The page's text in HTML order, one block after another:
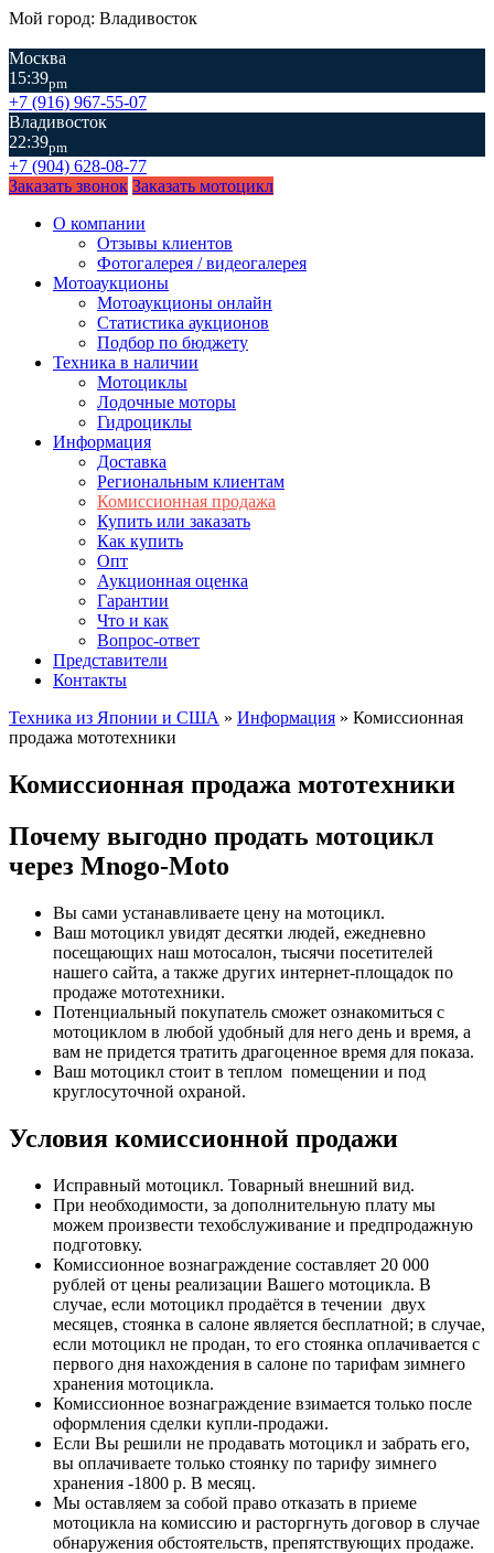
Мой город: Владивосток
Москва
15:39pm
+7 (916) 967-55-07
Владивосток
22:39pm
+7 (904) 628-08-77
Заказать звонок Заказать мотоцикл
О компании
Отзывы клиентов
Фотогалерея / видеогалерея
Мотоаукционы
Мотоаукционы онлайн
Статистика аукционов
Подбор по бюджету
Техника в наличии
Мотоциклы
Лодочные моторы
Гидроциклы
Информация
Доставка
Региональным клиентам
Комиссионная продажа
Купить или заказать
Как купить
Опт
Аукционная оценка
Гарантии
Что и как
Вопрос-ответ
Представители
Контакты
Техника из Японии и США » Информация » Комиссионная
продажа мототехники
Комиссионная продажа мототехники
Почему выгодно продать мотоцикл
через Mnogo-Moto
Вы сами устанавливаете цену на мотоцикл.
Ваш мотоцикл увидят десятки людей, ежедневно
посещающих наш мотосалон, тысячи посетителей
нашего сайта, а также других интернет-площадок по
продаже мототехники.
Потенциальный покупатель сможет ознакомиться с
мотоциклом в любой удобный для него день и время, а
вам не придется тратить драгоценное время для показа.
Ваш мотоцикл стоит в теплом помещении и под
круглосуточной охраной.
Условия комиссионной продажи
Исправный мотоцикл. Товарный внешний вид.
При необходимости, за дополнительную плату мы
можем произвести техобслуживание и предпродажную
подготовку.
Комиссионное вознаграждение составляет 20 000
рублей от цены реализации Вашего мотоцикла. В
случае, если мотоцикл продаётся в течении двух
месяцев, стоянка в салоне является бесплатной; в случае,
если мотоцикл не продан, то его стоянка оплачивается с
первого дня нахождения в салоне по тарифам зимнего
хранения мотоцикла.
Комиссионное вознаграждение взимается только после
оформления сделки купли-продажи.
Если Вы решили не продавать мотоцикл и забрать его,
вы оплачиваете только стоянку по тарифу зимнего
хранения -1800 р. В месяц.
Мы оставляем за собой право отказать в приеме
мотоцикла на комиссию и расторгнуть договор в случае
обнаружения обстоятельств, препятствующих продаже.